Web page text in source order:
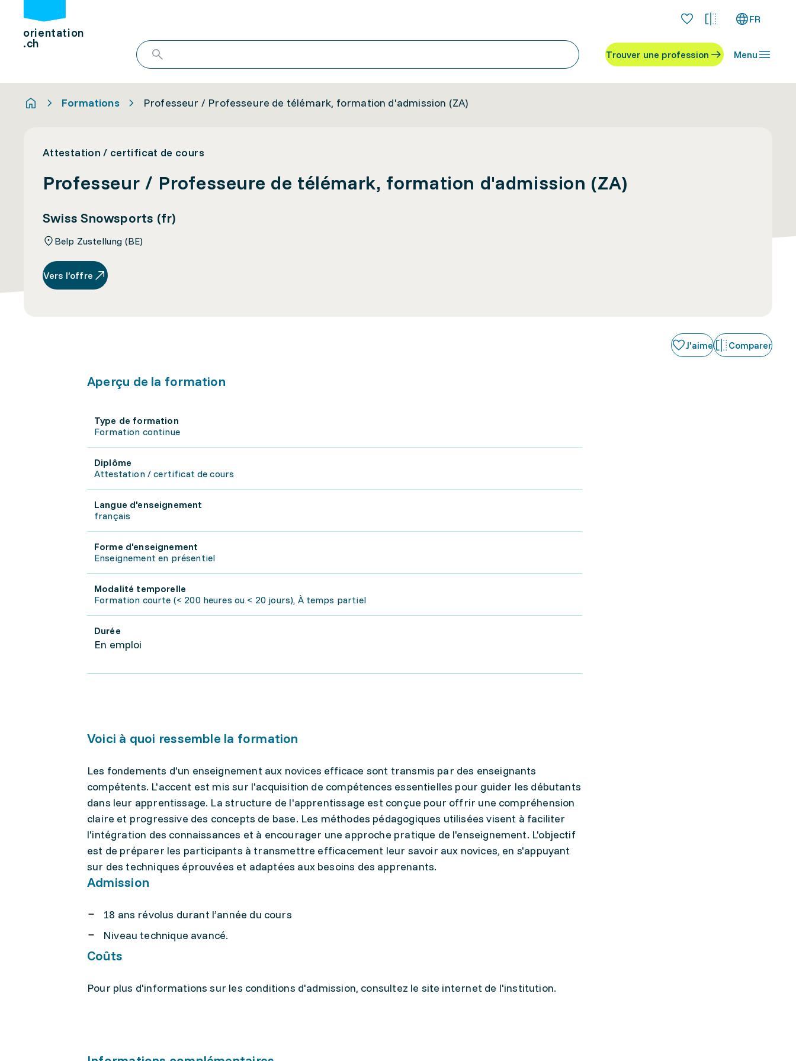
orientation
.ch
FR
Trouver une profession Menu
Formations Professeur / Professeure de télémark, formation d'admission (ZA)
Attestation / certificat de cours
Professeur / Professeure de télémark, formation d'admission (ZA)
Swiss Snowsports (fr)
Belp Zustellung (BE)
Vers l’offre
J'aime Comparer
Aperçu de la formation
Type de formation
Formation continue
Diplôme
Attestation / certificat de cours
Langue d'enseignement
français
Forme d'enseignement
Enseignement en présentiel
Modalité temporelle
Formation courte (< 200 heures ou < 20 jours), À temps partiel
Durée
En emploi
Voici à quoi ressemble la formation
Les fondements d'un enseignement aux novices efficace sont transmis par des enseignants
compétents. L'accent est mis sur l'acquisition de compétences essentielles pour guider les débutants
dans leur apprentissage. La structure de l'apprentissage est conçue pour offrir une compréhension
claire et progressive des concepts de base. Les méthodes pédagogiques utilisées visent à faciliter
l'intégration des connaissances et à encourager une approche pratique de l'enseignement. L'objectif
est de préparer les participants à transmettre efficacement leur savoir aux novices, en s'appuyant
sur des techniques éprouvées et adaptées aux besoins des apprenants.
Admission
18 ans révolus durant l’année du cours
Niveau technique avancé.
Coûts
Pour plus d'informations sur les conditions d'admission, consultez le site internet de l'institution.